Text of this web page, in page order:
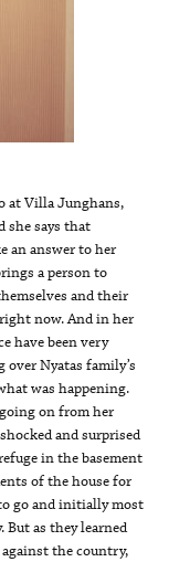
at Villa Junghans,
she says that
an answer to her
a person to
and their
now. And in her
have been very
Nyatas family’s
was happening.
on from her
and surprised
in the basement
of the house for
go and initially most
as they learned
against the country,